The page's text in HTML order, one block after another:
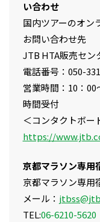
い合わせ
国内ツアーのオン
お問い合わせ先
JTB HTA販売セ
電話番号：050-
営業時間：10：
時間受付
＜コンタクトボ
https://
京都マラソン専用
京都マラソン専用
メール：
TEL:06-6210-5620